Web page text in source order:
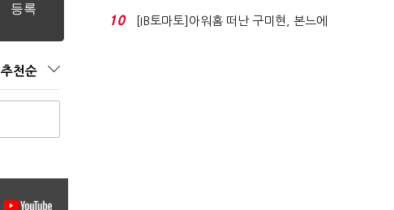
추천순
최측근' 입...
10
[IB토마토]아워홈 떠난 구미현, 본느에